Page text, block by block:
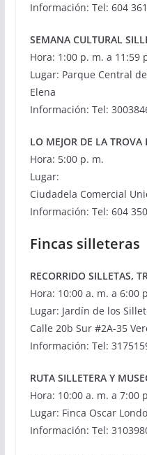
Información: Tel: 604
SEMANA CULTURAL
Hora: 1:00 p. m. a 11:59
Lugar: Parque Central
Elena
Información: Tel:
LO MEJOR DE LA TROVA
Hora: 5:00 p. m.
Lugar:
Ciudadela Comercial
Información: Tel: 604
Fincas silleteras
RECORRIDO SILLETAS,
Hora: 10:00 a. m. a 6:00
Lugar: Jardín de los
Calle 20b Sur #2A-35
Información: Tel:
RUTA SILLETERA Y
Hora: 10:00 a. m. a 7:00
Lugar: Finca Oscar
Información: Tel: